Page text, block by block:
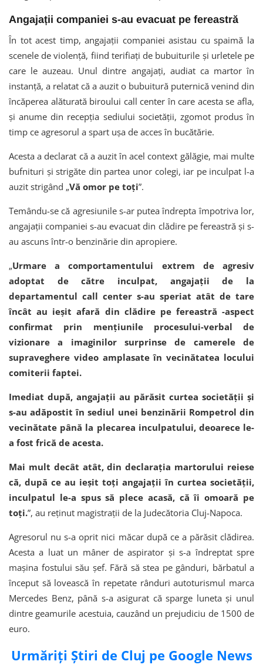
Angajații companiei s-au evacuat pe fereastră
În tot acest timp, angajații companiei asistau cu spaimă la
scenele de violență, fiind terifiați de bubuiturile și urletele pe
care le auzeau. Unul dintre angajați, audiat ca martor în
instanță, a relatat că a auzit o bubuitură puternică venind din
încăperea alăturată biroului call center în care acesta se afla,
şi anume din recepţia sediului societăţii, zgomot produs în
timp ce agresorul a spart ușa de acces în bucătărie.
Acesta a declarat că a auzit în acel context gălăgie, mai multe
bufnituri şi strigăte din partea unor colegi, iar pe inculpat l-a
auzit strigând „Vă omor pe toţi”.
Temându-se că agresiunile s-ar putea îndrepta împotriva lor,
angajații companiei s-au evacuat din clădire pe fereastră și s-
au ascuns într-o benzinărie din apropiere.
„Urmare a comportamentului extrem de agresiv
adoptat de către inculpat, angajaţii de la
departamentul call center s-au speriat atât de tare
încât au ieşit afară din clădire pe fereastră -aspect
confirmat prin menţiunile procesului-verbal de
vizionare a imaginilor surprinse de camerele de
supraveghere video amplasate în vecinătatea locului
comiterii faptei.
Imediat după, angajaţii au părăsit curtea societăţii şi
s-au adăpostit în sediul unei benzinării Rompetrol din
vecinătate până la plecarea inculpatului, deoarece le-
a fost frică de acesta.
Mai mult decât atât, din declaraţia martorului reiese
că, după ce au ieşit toţi angajaţii în curtea societăţii,
inculpatul le-a spus să plece acasă, că îi omoară pe
toţi.”, au reținut magistrații de la Judecătoria Cluj-Napoca.
Agresorul nu s-a oprit nici măcar după ce a părăsit clădirea.
Acesta a luat un mâner de aspirator și s-a îndreptat spre
mașina fostului său șef. Fără să stea pe gânduri, bărbatul a
început să lovească în repetate rânduri autoturismul marca
Mercedes Benz, până s-a asigurat că sparge luneta și unul
dintre geamurile acestuia, cauzând un prejudiciu de 1500 de
euro.
Urmăriți Știri de Cluj pe Google News